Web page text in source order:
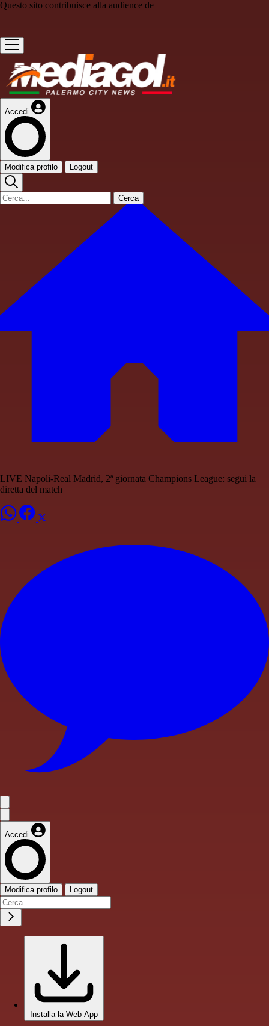
Questo sito contribuisce alla audience de
Accedi
Modifica profilo Logout
Cerca
LIVE Napoli-Real Madrid, 2ª giornata Champions League: segui la
diretta del match
Accedi
Modifica profilo Logout
Installa la Web App